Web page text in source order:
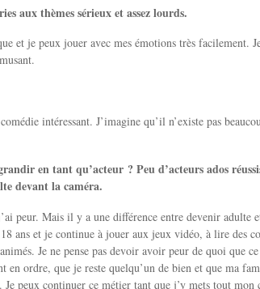
aux thèmes sérieux et assez lourds.
et je peux jouer avec mes émotions très facilement.
intéressant. J’imagine qu’il n’existe pas
en tant qu’acteur ? Peu d’acteurs ados
devant la caméra.
peur. Mais il y a une différence entre devenir adulte
ans et je continue à jouer aux jeux vidéo, à lire des
Je ne pense pas devoir avoir peur de quoi que
en ordre, que je reste quelqu’un de bien et que ma
Je peux continuer ce métier tant que j’y mets tout mon